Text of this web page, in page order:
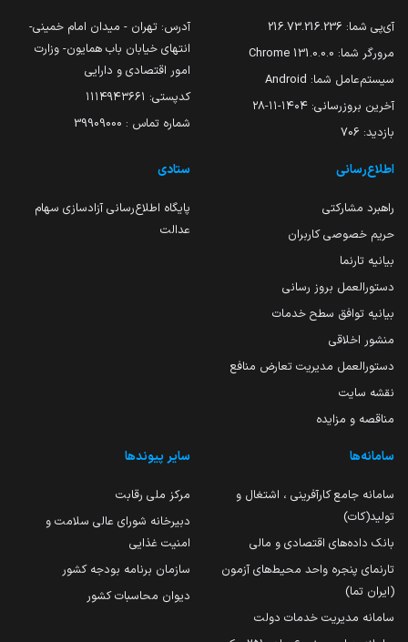
آی‌پی شما: 216.73.216.236
مرورگر شما: 131.0.0.0 Chrome
سیستم‌عامل شما: Android
آخرین بروزرسانی: ۱۴۰۴-۱۱-۲۸
بازدید: 706
آدرس: تهران - میدان امام خمینی-
انتهای خیابان باب همایون- وزارت
امور اقتصادی و دارایی
کدپستی: ۱۱۱۴۹۴۳۶۶۱
شماره تماس : 39909000
اطلاع‌رسانی
راهبرد مشارکتی
حریم خصوصی کاربران
بیانیه تارنما
دستورالعمل بروز رسانی
بیانیه توافق سطح خدمات
منشور اخلاقی
دستورالعمل مدیریت تعارض منافع
نقشه سایت
مناقصه و مزایده
ستادی
پایگاه اطلاع‌رسانی آزادسازی سهام
عدالت
سامانه‌ها
سامانه جامع کارآفرینی ، اشتغال و
تولید(کات)
بانک داده‌های اقتصادی و مالی
تارنمای پنجره واحد محیط‌های آزمون
(ایران تما)
سامانه مدیریت خدمات دولت
سایر پیوندها
مرکز ملی رقابت
دبیرخانه شورای عالی سلامت و
امنیت غذایی
سازمان برنامه بودجه کشور
دیوان محاسبات کشور